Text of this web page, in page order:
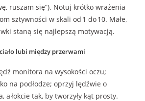
ruszam się”). Notuj krótko wrażenia
sztywności w skali od 1 do 10. Małe,
staną się najlepszą motywacją.
lubi między przerwami
monitora na wysokości oczu;
na podłodze; oprzyj lędźwie o
a łokcie tak, by tworzyły kąt prosty.